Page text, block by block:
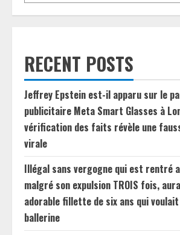
RECENT POSTS
Jeffrey Epstein est-il apparu sur le
publicitaire Meta Smart Glasses à
vérification des faits révèle une
virale
Illégal sans vergogne qui est rentré
malgré son expulsion TROIS fois,
adorable fillette de six ans qui
ballerine